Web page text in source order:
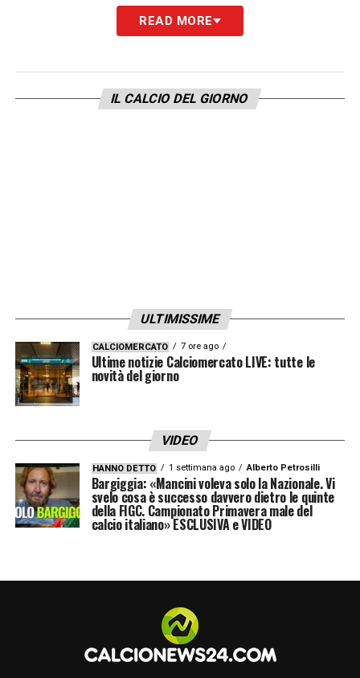
READ MORE
IL CALCIO DEL GIORNO
ULTIMISSIME
CALCIOMERCATO 7 ore ago
Ultime notizie Calciomercato LIVE: tutte le
novità del giorno
VIDEO
HANNO DETTO 1 settimana ago Alberto Petrosilli
Bargiggia: «Mancini voleva solo la Nazionale. Vi
svelo cosa è successo davvero dietro le quinte
della FIGC. Campionato Primavera male del
calcio italiano» ESCLUSIVA e VIDEO